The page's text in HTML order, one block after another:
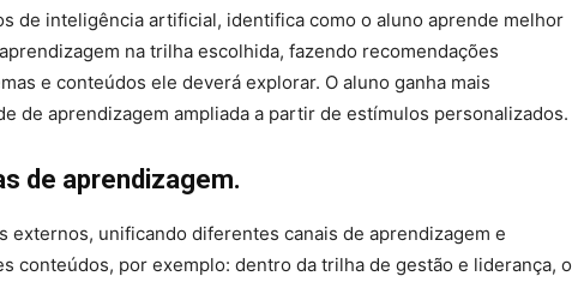
de inteligência artificial, identifica como o aluno aprende melhor
na trilha escolhida, fazendo recomendações
e conteúdos ele deverá explorar. O aluno ganha mais
de aprendizagem ampliada a partir de estímulos personalizados.
de aprendizagem.
externos, unificando diferentes canais de aprendizagem e
conteúdos, por exemplo: dentro da trilha de gestão e liderança, o